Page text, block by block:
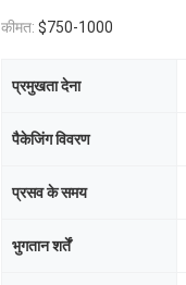
कीमत: $750-1000
प्रमुखता देना
पैकेजिंग विवरण
प्रसव के समय
भुगतान शर्तें